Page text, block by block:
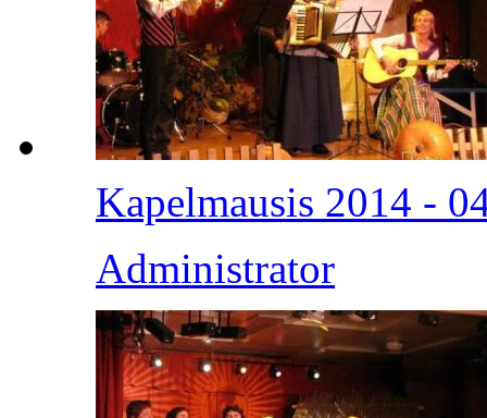
Kapelmausis 2014 -
Administrator